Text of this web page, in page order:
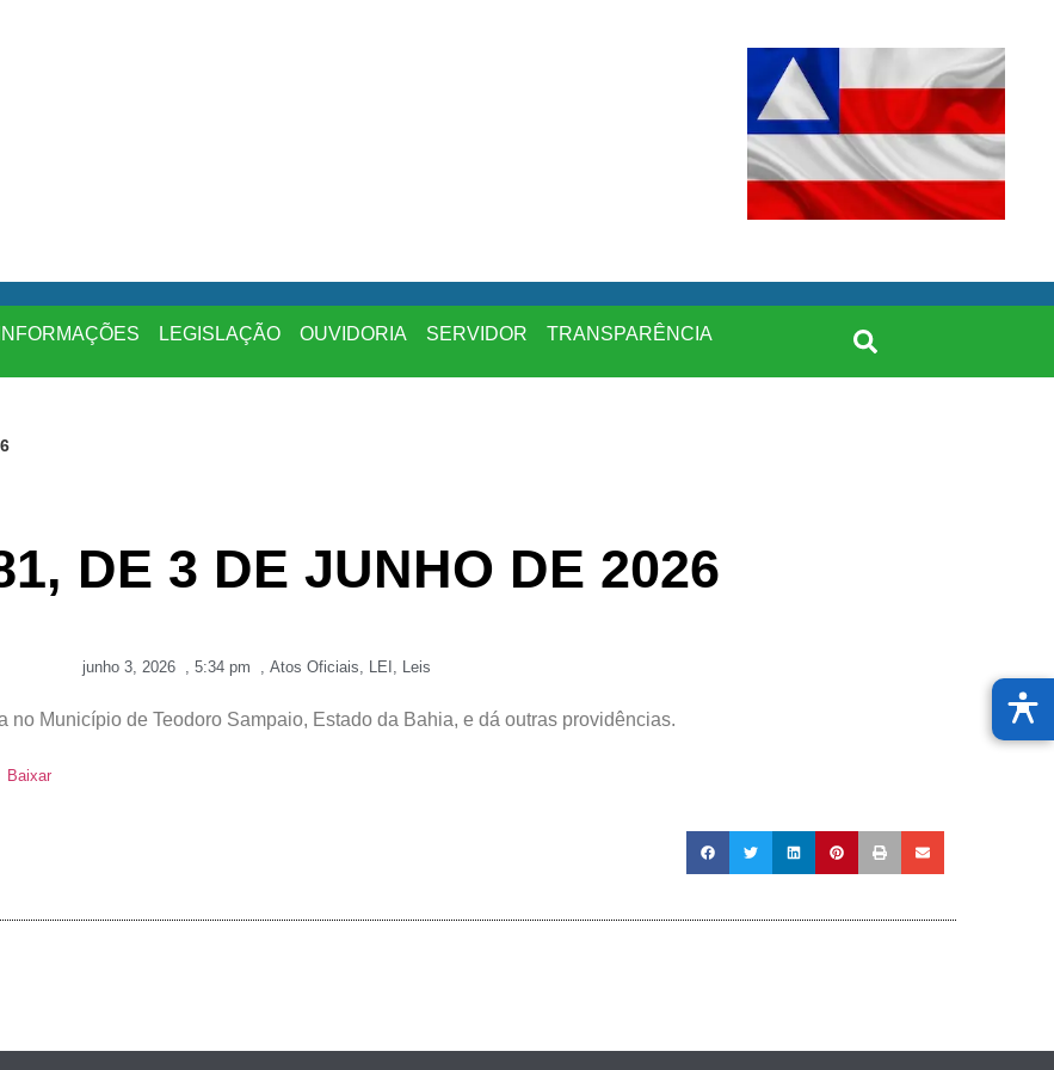
INFORMAÇÕES LEGISLAÇÃO OUVIDORIA SERVIDOR TRANSPARÊNCIA
DE 3 DE JUNHO DE 2026
junho 3, 2026 5:34 pm Atos Oficiais LEI Leis
Município de Teodoro Sampaio, Estado da Bahia, e dá outras providências.
Baixar